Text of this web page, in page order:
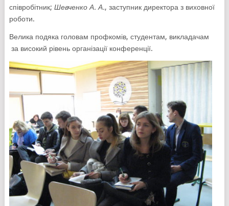
співробітник; Шевченко А. А., заступник директора з виховної
роботи.
Велика подяка головам профкомів, студентам, викладачам
за високий рівень організації конференції.